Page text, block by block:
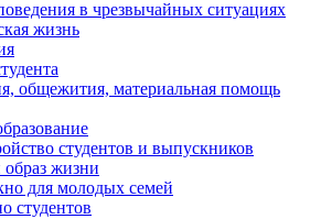
в чрезвычайных ситуациях
жизнь
общежития, материальная помощь
студентов и выпускников
жизни
для молодых семей
студентов